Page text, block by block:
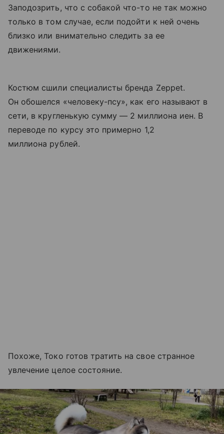
Заподозрить, что с собакой что-то не так можно
только в том случае, если подойти к ней очень
близко или внимательно следить за ее
движениями.
Костюм сшили специалисты бренда Zeppet.
Он обошелся «человеку-псу», как его называют в
сети, в кругленькую сумму — 2 миллиона иен. В
переводе по курсу это примерно 1,2
миллиона рублей.
Похоже, Токо готов тратить на свое странное
увлечение целое состояние.